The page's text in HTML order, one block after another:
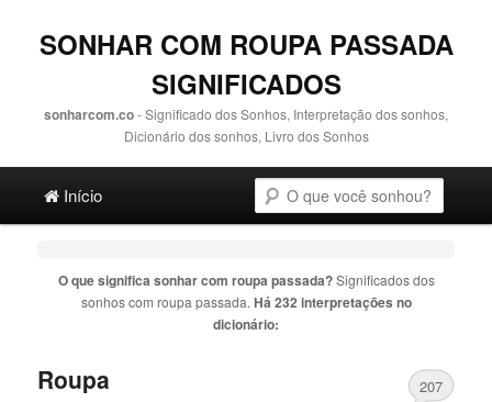
SONHAR COM ROUPA PASSADA
SIGNIFICADOS
sonharcom.co- Significado dos Sonhos, Interpretação dos sonhos,
Dicionário dos sonhos, Livro dos Sonhos
Ir para o conteúdo principal
Ir para o conteúdo secundário
Início
O que significa sonhar com roupa passada?Significados dos
sonhos com roupa passada. Há 232 interpretações no
dicionário:
Roupa
207